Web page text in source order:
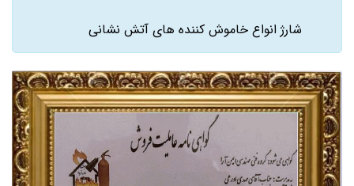
شارژ انواع خاموش کننده های آتش نشانی